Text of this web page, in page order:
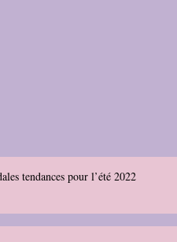
tendances pour l’été 2022